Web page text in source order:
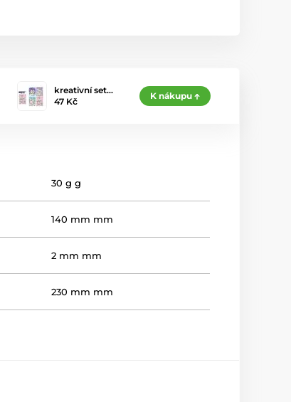
kreativní set…
47 Kč
K nákupu
30 g g
140 mm mm
2 mm mm
230 mm mm